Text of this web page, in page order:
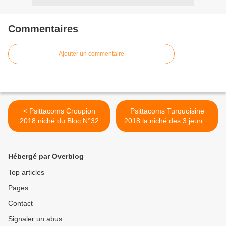
Commentaires
Ajouter un commentaire
< Psittacoms Croupion
2018 niché du Bloc N°32
Psittacoms Turquoisine
2018 la niché des 3 jeunes
sur 4 (B N°A-18) >
Hébergé par Overblog
Top articles
Pages
Contact
Signaler un abus